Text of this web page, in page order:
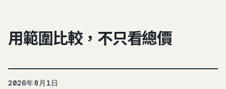
用範圍比較，不只看總價
2026年8月1日